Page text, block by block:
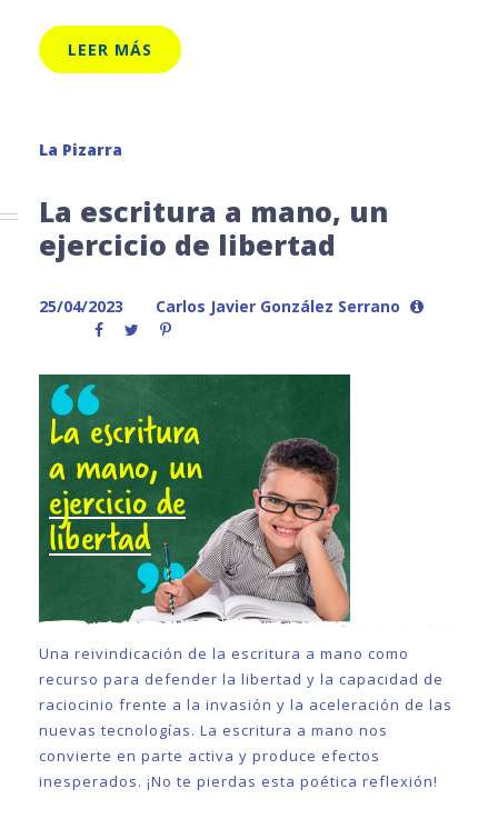
LEER MÁS
La Pizarra
La escritura a mano, un
ejercicio de libertad
25/04/2023 Carlos Javier González Serrano
Una reivindicación de la escritura a mano como
recurso para defender la libertad y la capacidad de
raciocinio frente a la invasión y la aceleración de las
nuevas tecnologías. La escritura a mano nos
convierte en parte activa y produce efectos
inesperados. ¡No te pierdas esta poética reflexión!